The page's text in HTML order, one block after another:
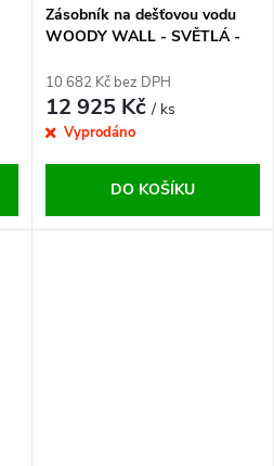
Zásobník na dešťovou vodu
WOODY WALL - SVĚTLÁ -
10 682 Kč bez DPH
12 925 Kč/ ks
Vyprodáno
DO KOŠÍKU